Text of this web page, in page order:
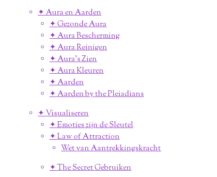
✦ Aura en Aarden
✦ Gezonde Aura
✦ Aura Bescherming
✦ Aura Reinigen
✦ Aura's Zien
✦ Aura Kleuren
✦ Aarden
✦ Aarden by the Pleiadians
✦ Visualiseren
✦ Emoties zijn de Sleutel
✦ Law of Attraction
Wet van Aantrekkingskracht
✦ The Secret Gebruiken